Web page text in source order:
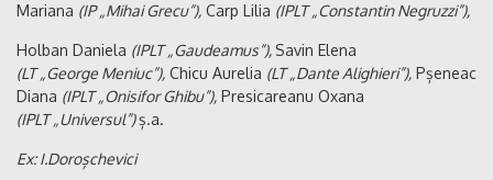
Mariana (IP „Mihai Grecu”), Carp Lilia (IPLT „Constantin Negruzzi”),
Holban Daniela (IPLT „Gaudeamus”), Savin Elena
(LT „George Meniuc”), Chicu Aurelia (LT „Dante Alighieri”), Pșeneac
Diana (IPLT „Onisifor Ghibu”), Presicareanu Oxana
(IPLT „Universul”)ș.a.
Ex: I.Doroșchevici